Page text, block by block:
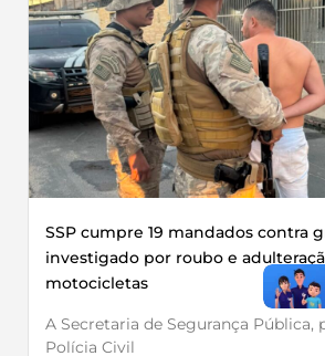
SSP cumpre 19 mandados contra
investigado por roubo e
motocicletas
A Secretaria de Segurança Pública,
Polícia Civil